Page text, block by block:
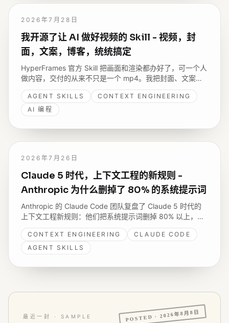
2026年7月28日
我开源了让 AI 做好视频的 Skill - 视频，封
面，文案，博客，统统搞定
HyperFrames 官方 Skill 把画面和渲染都办好了，可一个人
做内容，交付的从来不只是一个 mp4。我把封面、文案、
博客、推文，还有自己录音这条路，编排成了一个架在官方
之上的 Skill，也在这里分享给同样一个人做内容的你。
AGENT SKILLS
CONTEXT ENGINEERING
AI 编程
2026年7月26日
Claude 5 时代，上下文工程的新规则 -
Anthropic 为什么删掉了 80% 的系统提示词
Anthropic 的 Claude Code 团队复盘了 Claude 5 时代的
上下文工程新规则：他们把系统提示词删掉 80% 以上，编
码评测却没有可测的下降。这篇读完来分享六组“过去 → 现
在”的变化，以及我照着新规则改自己开源 Skills 的两处实
践。
CONTEXT ENGINEERING
CLAUDE CODE
AGENT SKILLS
POSTED ·2026年8月8日
最近一封 · SAMPLE